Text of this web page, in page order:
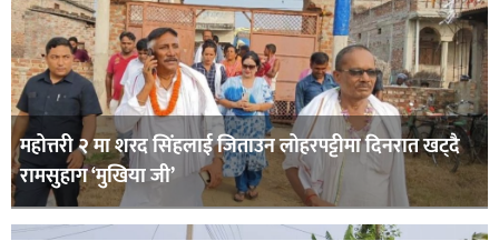
महोत्तरी २ मा शरद सिंहलाई जिताउन लोहरपट्टीमा दिनरात खट्दै
रामसुहाग ‘मुखिया जी’